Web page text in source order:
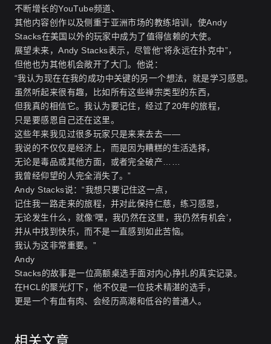
不断增长的YouTube频道、
其他内容创作以及侧重于亚洲市场的教练培训，使Andy
Stacks在美国以外的玩家中成为了值得信赖的大使。
展望未来，Andy Stacks表示，尽管他“将永远在扑克中”，
但他也为其他机会敞开了大门。他说：
“我认为现在在我的成功中关键的另一个想法，就是学习感恩。
虽然听起来很有趣，比如所有这些禅宗类型的东西，
但我真的相信它。我认为要记住，经过了20年的旅程，
只是要感恩自己还在这里。
这些年来我见过很多玩家只是来来去去——
我说的不仅仅是经济上，而是因为糟糕的生活选择，
无论是毒品或其他方面，或者完全破产……
我曾经仰望的人完全消失了。”
Andy Stacks说：“我想只要记住这一点，
记住我一路走来的旅程，并对此保持仁慈，练习感恩，
无论发生什么，就像‘嘿，我仍然在这里，我仍然有机会’，
并从中找到快乐，而不是一直感到如此苦恼。
我认为这非常重要。”
Andy
Stacks的故事是一位高额桌选手面对内心挣扎的真实记录。
在HCL的聚光灯下，他不仅是一位技术精湛的选手，
更是一个有血有肉、会经历高潮和低谷的普通人。
相关文章